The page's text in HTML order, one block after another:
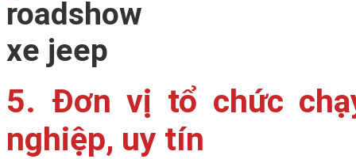
5. Đơn vị tổ chức
nghiệp, uy tín